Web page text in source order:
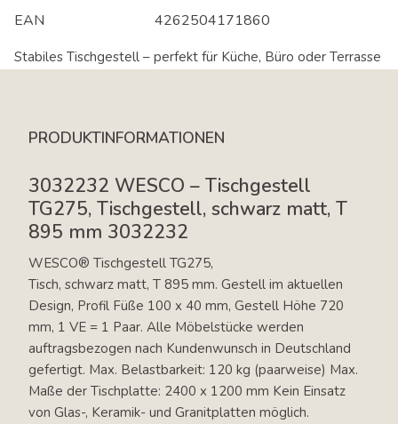
Stabiles Tischgestell – perfekt für Küche, Büro oder Terrasse
geeignet.
EAN 4262504171860
PRODUKTINFORMATIONEN
3032232 WESCO – Tischgestell
TG275, Tischgestell, schwarz matt, T
895 mm 3032232
WESCO® Tischgestell TG275,
Tisch, schwarz matt, T 895 mm. Gestell im aktuellen
Design, Profil Füße 100 x 40 mm, Gestell Höhe 720
mm, 1 VE = 1 Paar. Alle Möbelstücke werden
auftragsbezogen nach Kundenwunsch in Deutschland
gefertigt. Max. Belastbarkeit: 120 kg (paarweise) Max.
Maße der Tischplatte: 2400 x 1200 mm Kein Einsatz
von Glas-, Keramik- und Granitplatten möglich.